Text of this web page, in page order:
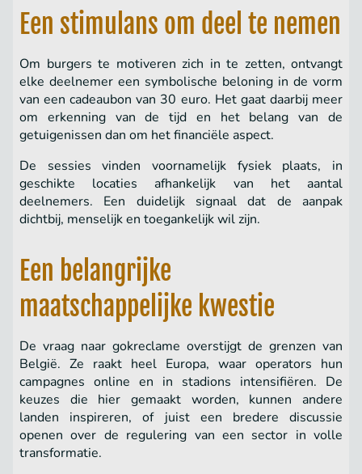
Een stimulans om deel te nemen
Om burgers te motiveren zich in te zetten, ontvangt
elke deelnemer een symbolische beloning in de vorm
van een cadeaubon van 30 euro. Het gaat daarbij meer
om erkenning van de tijd en het belang van de
getuigenissen dan om het financiële aspect.
De sessies vinden voornamelijk fysiek plaats, in
geschikte locaties afhankelijk van het aantal
deelnemers. Een duidelijk signaal dat de aanpak
dichtbij, menselijk en toegankelijk wil zijn.
Een belangrijke
maatschappelijke kwestie
De vraag naar gokreclame overstijgt de grenzen van
België. Ze raakt heel Europa, waar operators hun
campagnes online en in stadions intensifiëren. De
keuzes die hier gemaakt worden, kunnen andere
landen inspireren, of juist een bredere discussie
openen over de regulering van een sector in volle
transformatie.